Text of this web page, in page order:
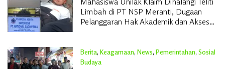
Limbah di PT NSP Meranti, Dugaan
Pelanggaran Hak Akademik dan Akses
Berita, Keagamaan, News, Pemerintahan, Sosial
Budaya